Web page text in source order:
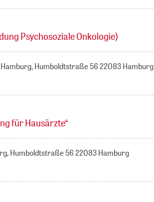
Psychosoziale Onkologie)
Humboldtstraße 56 22083 Hamburg
für Hausärzte“
Humboldtstraße 56 22083 Hamburg